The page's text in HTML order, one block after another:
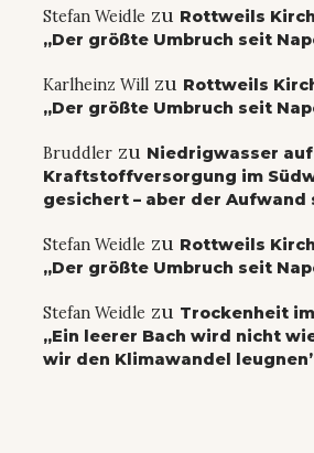
Stefan Weidle zu Rottweils
„Der größte Umbruch seit
Karlheinz Will zu Rottweils
„Der größte Umbruch seit
Bruddler zu Niedrigwasser auf
Kraftstoffversorgung im
gesichert – aber der
Stefan Weidle zu Rottweils
„Der größte Umbruch seit
Stefan Weidle zu Trockenheit
„Ein leerer Bach wird nicht
wir den Klimawandel